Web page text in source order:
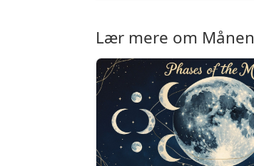
Lær mere om Månen